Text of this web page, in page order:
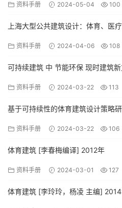
资料手册 2024-05-04 100
上海大型公共建筑设计：体育、医
资料手册 2024-04-06 108
可持续建筑 中 节能环保 现时建筑
资料手册 2024-03-22 113
基于可持续性的体育建筑设计策略
资料手册 2024-03-22 106
体育建筑 [李春梅编译] 2012年
资料手册 2024-03-01 127
体育建筑 [李玲玲，杨凌 主编]